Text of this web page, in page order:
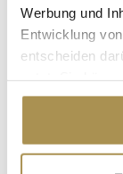
Werbung und
Entwicklung
entscheiden
Cookie-
Trigger Symbol
WOLFSPEED
SIC
ZF